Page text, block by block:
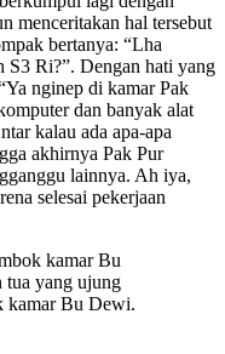
menceritakan hal tersebut
bertanya: “Lha
S3 Ri?”. Dengan hati yang
nginep di kamar Pak
dan banyak alat
kalau ada apa-apa
akhirnya Pak Pur
lainnya. Ah iya,
selesai pekerjaan
kamar Bu
tua yang ujung
kamar Bu Dewi.